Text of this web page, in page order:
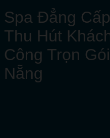
Spa Đẳng
Thu Hút
Công Trọn
Nẵng